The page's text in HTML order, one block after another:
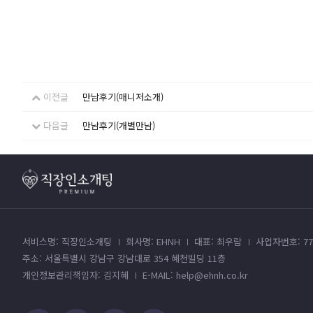
이전글 만남후기(매니저소개)
다음글 만남후기(개별만남)
서비스명: 직장인소개팅 회사명: EHNH 대표: 최우람
사업자번호:
주소: 서울특별시 강남구 강남대로 354 혜천빌딩 11층
개인정보관리책임자: 김지혜
E-MAIL: help@ehnh.co.kr